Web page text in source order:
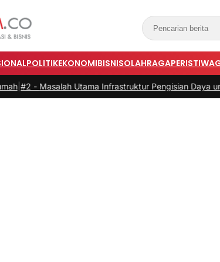
POLITIKEKONOMIBISNISOLAHRAGAPERISTIWA
Infrastruktur Pengisian Daya untuk Mobil Listrik